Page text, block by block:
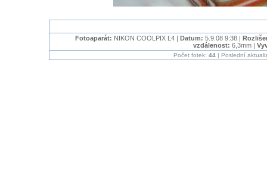
Fotoaparát: NIKON COOLPIX L4 | Datum: 5.9.08 9:38 |
vzdálenost: 6,3mm |
Počet fotek: 44| Poslední